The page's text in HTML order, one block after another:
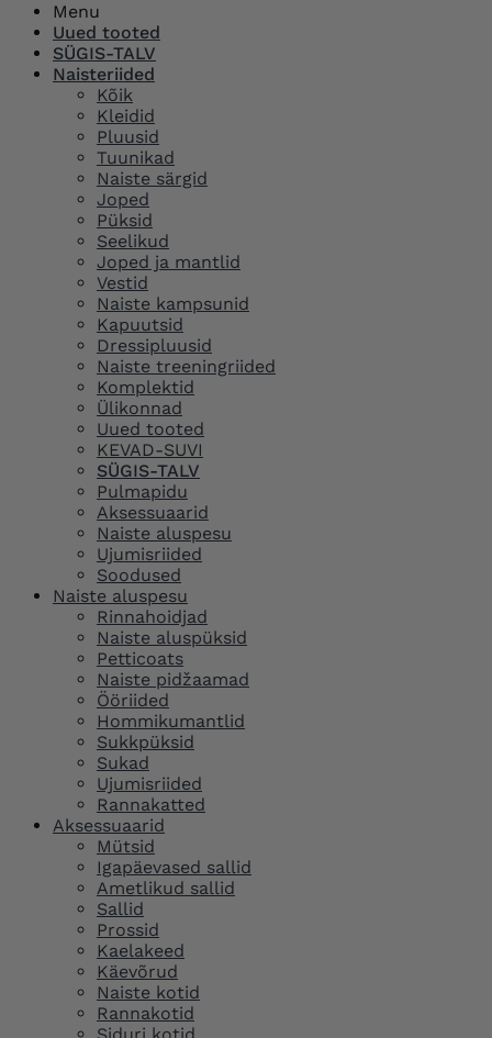
Menu
Uued tooted
SÜGIS-TALV
Naisteriided
Kõik
Kleidid
Pluusid
Tuunikad
Naiste särgid
Joped
Püksid
Seelikud
Joped ja mantlid
Vestid
Naiste kampsunid
Kapuutsid
Dressipluusid
Naiste treeningriided
Komplektid
Ülikonnad
Uued tooted
KEVAD-SUVI
SÜGIS-TALV
Pulmapidu
Aksessuaarid
Naiste aluspesu
Ujumisriided
Soodused
Naiste aluspesu
Rinnahoidjad
Naiste aluspüksid
Petticoats
Naiste pidžaamad
Ööriided
Hommikumantlid
Sukkpüksid
Sukad
Ujumisriided
Rannakatted
Aksessuaarid
Mütsid
Igapäevased sallid
Ametlikud sallid
Sallid
Prossid
Kaelakeed
Käevõrud
Naiste kotid
Rannakotid